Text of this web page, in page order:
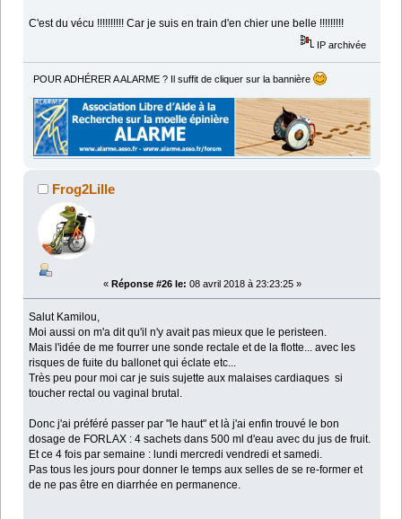
C'est du vécu !!!!!!!!!! Car je suis en train d'en chier une belle !!!!!!!!!
IP archivée
POUR ADHÉRER A ALARME ? Il suffit de cliquer sur la bannière
Frog2Lille
« Réponse #26 le: 08 avril 2018 à 23:23:25 »
Salut Kamilou,
Moi aussi on m'a dit qu'il n'y avait pas mieux que le peristeen.
Mais l'idée de me fourrer une sonde rectale et de la flotte... avec les
risques de fuite du ballonet qui éclate etc...
Très peu pour moi car je suis sujette aux malaises cardiaques si
toucher rectal ou vaginal brutal.
Donc j'ai préféré passer par "le haut" et là j'ai enfin trouvé le bon
dosage de FORLAX : 4 sachets dans 500 ml d'eau avec du jus de fruit.
Et ce 4 fois par semaine : lundi mercredi vendredi et samedi.
Pas tous les jours pour donner le temps aux selles de se re-former et
de ne pas être en diarrhée en permanence.